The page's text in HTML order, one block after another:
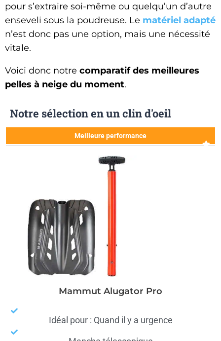
pour s’extraire soi-même ou quelqu’un d’autre
enseveli sous la poudreuse. Le matériel adapté
n’est donc pas une option, mais une nécessité
vitale.
Voici donc notre comparatif des meilleures
pelles à neige du moment.
Notre sélection en un clin d'oeil
Meilleure performance
Mammut Alugator Pro
Idéal pour : Quand il y a urgence